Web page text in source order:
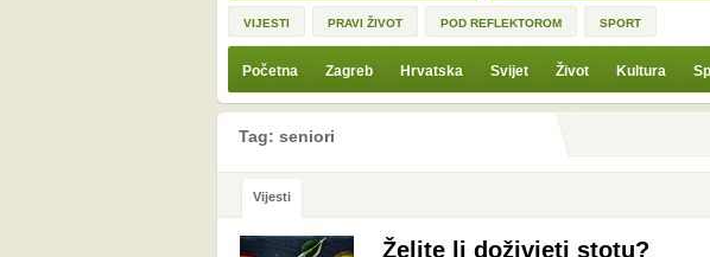
VIJESTI PRAVI ŽIVOT POD REFLEKTOROM SPORT
Početna Zagreb Hrvatska Svijet Život Kultura
Tag: seniori
Vijesti
Želite li doživjeti stotu?